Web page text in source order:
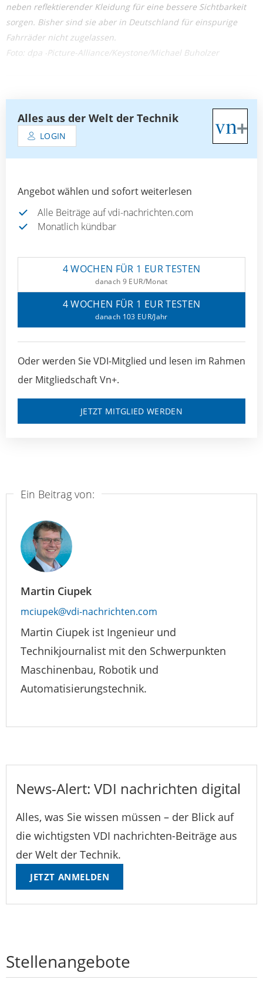
neben reflektierender Kleidung für eine bessere Sichtbarkeit
sorgen. Bisher sind sie aber in Deutschland für einspurige
Fahrräder nicht zugelassen.
Foto: dpa ‧Picture-Alliance/Keystone/Michael Buholzer
Alles aus der Welt der Technik
LOGIN
Angebot wählen und sofort weiterlesen
Alle Beiträge auf vdi-nachrichten.com
Monatlich kündbar
4 WOCHEN FÜR 1 EUR TESTEN
danach 9 EUR/Monat
4 WOCHEN FÜR 1 EUR TESTEN
danach 103 EUR/Jahr
Oder werden Sie VDI-Mitglied und lesen im Rahmen
der Mitgliedschaft Vn+.
JETZT MITGLIED WERDEN
Ein Beitrag von:
Martin Ciupek
mciupek@vdi-nachrichten.com
Martin Ciupek ist Ingenieur und
Technikjournalist mit den Schwerpunkten
Maschinenbau, Robotik und
Automatisierungstechnik.
News-Alert: VDI nachrichten digital
Alles, was Sie wissen müssen – der Blick auf
die wichtigsten VDI nachrichten-Beiträge aus
der Welt der Technik.
JETZT ANMELDEN
Stellenangebote